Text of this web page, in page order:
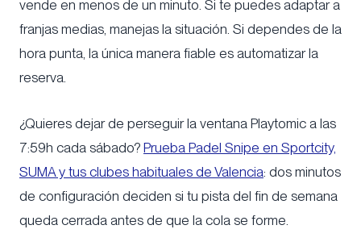
vende en menos de un minuto. Si te puedes adaptar a
franjas medias, manejas la situación. Si dependes de la
hora punta, la única manera fiable es automatizar la
reserva.
¿Quieres dejar de perseguir la ventana Playtomic a las
7:59h cada sábado? Prueba Padel Snipe en Sportcity,
SUMA y tus clubes habituales de Valencia: dos minutos
de configuración deciden si tu pista del fin de semana
queda cerrada antes de que la cola se forme.